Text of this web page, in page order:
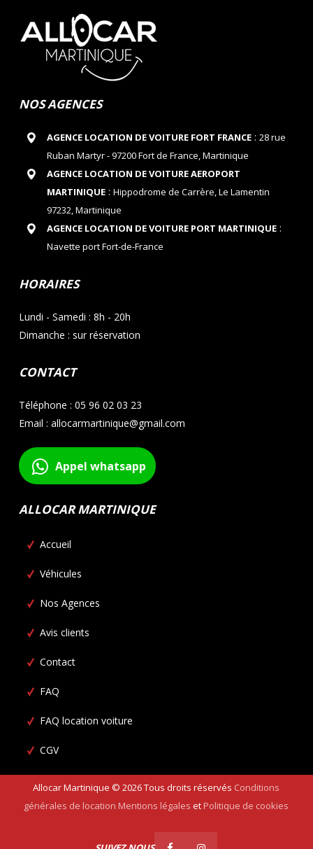
NOS AGENCES
AGENCE LOCATION DE VOITURE FORT FRANCE: 28 rue
Ruban Martyr - 97200 Fort de France, Martinique
AGENCE LOCATION DE VOITURE AEROPORT
MARTINIQUE: Hippodrome de Carrère, Le Lamentin
97232, Martinique
AGENCE LOCATION DE VOITURE PORT MARTINIQUE:
Navette port Fort-de-France
HORAIRES
Lundi - Samedi : 8h - 20h
Dimanche : sur réservation
CONTACT
Téléphone : 05 96 02 03 23
Email : allocarmartinique@gmail.com
Appel whatsapp
ALLOCAR MARTINIQUE
Accueil
Véhicules
Nos Agences
Avis clients
Contact
FAQ
FAQ location voiture
CGV
Allocar Martinique ©2026Tous droits réservés Conditions
générales de location Mentions légales et Politique de cookies